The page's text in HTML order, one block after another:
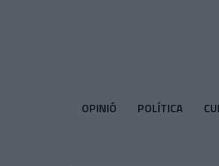
OPINIÓ POLÍTICA